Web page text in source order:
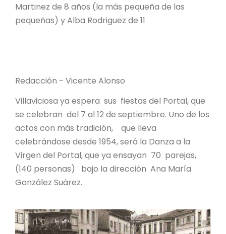
Martinez de 8 años (la más pequeña de las
pequeñas) y Alba Rodriguez de 11
Redacción - Vicente Alonso
Villaviciosa ya espera sus fiestas del Portal, que
se celebran del 7 al 12 de septiembre. Uno de los
actos con más tradición, que lleva
celebrándose desde 1954, será la Danza a la
Virgen del Portal, que ya ensayan 70 parejas,
(140 personas) bajo la dirección Ana María
González Suárez.